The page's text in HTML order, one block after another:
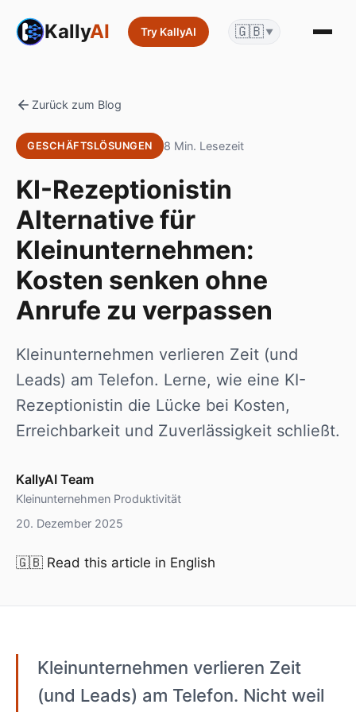
KallyAI Try KallyAI 🇬🇧 ▼
Zurück zum Blog
GESCHÄFTSLÖSUNGEN 8 Min. Lesezeit
KI-Rezeptionistin
Alternative für
Kleinunternehmen:
Kosten senken ohne
Anrufe zu verpassen
Kleinunternehmen verlieren Zeit (und
Leads) am Telefon. Lerne, wie eine KI-
Rezeptionistin die Lücke bei Kosten,
Erreichbarkeit und Zuverlässigkeit schließt.
KallyAI Team
Kleinunternehmen Produktivität
20. Dezember 2025
🇬🇧 Read this article in English
Kleinunternehmen verlieren Zeit
(und Leads) am Telefon. Nicht weil